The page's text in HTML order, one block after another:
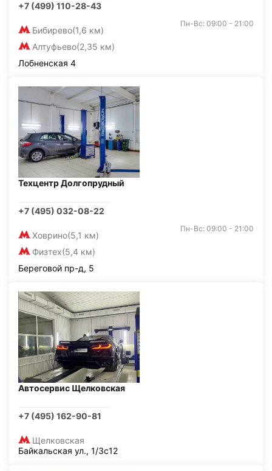
+7 (499) 110-28-43
Бибирево(1,6 км)
Алтуфьево(2,35 км)
Пн-Вс: 09:00 - 21:00
Лобненская 4
Техцентр Долгопрудный
+7 (495) 032-08-22
Ховрино(5,1 км)
Физтех(5,4 км)
Пн-Вс: 09:00 - 21:00
Береговой пр-д, 5
Автосервис Щелковская
+7 (495) 162-90-81
Щелковская
Байкальская ул., 1/3с12